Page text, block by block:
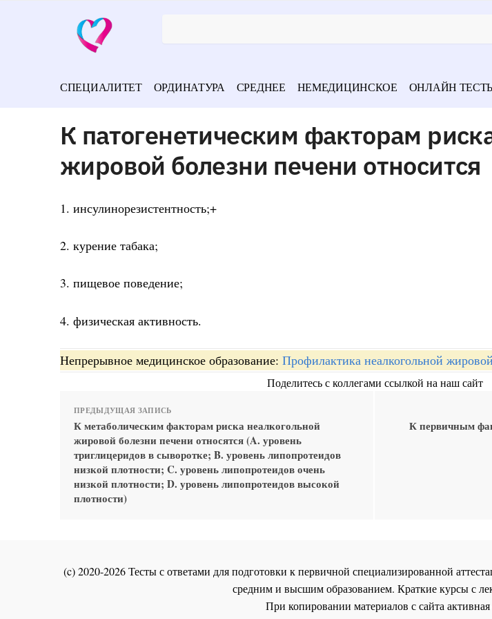
СПЕЦИАЛИТЕТ ОРДИНАТУРА СРЕДНЕЕ НЕМЕДИЦИНСКОЕ ОНЛАЙН
К патогенетическим факторам
жировой болезни печени относится
1. инсулинорезистентность;+
2. курение табака;
3. пищевое поведение;
4. физическая активность.
Непрерывное медицинское образование: Профилактика неалкогольной
Поделитесь с коллегами ссылкой на наш сайт
ПРЕДЫДУЩАЯ ЗАПИСЬ
К метаболическим факторам риска неалкогольной
жировой болезни печени относятся (A. уровень
триглицеридов в сыворотке; B. уровень липопротеидов
низкой плотности; C. уровень липопротеидов очень
низкой плотности; D. уровень липопротеидов высокой
плотности)
К первичным
(c) 2020-2026 Тесты с ответами для подготовки к первичной специализированной
средним и высшим образованием. Краткие курсы с
При копировании материалов с сайта